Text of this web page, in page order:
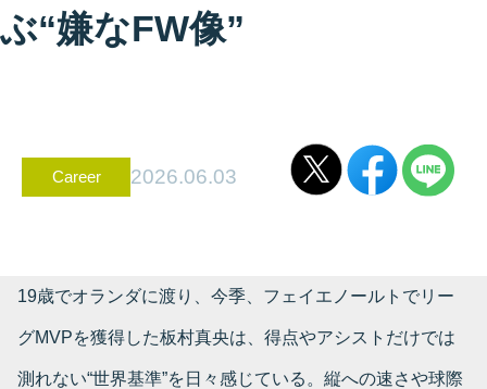
ぶ“嫌なFW像”
Career 2026.06.03
19歳でオランダに渡り、今季、フェイエノールトでリー
グMVPを獲得した板村真央は、得点やアシストだけでは
測れない“世界基準”を日々感じている。縦への速さや球際